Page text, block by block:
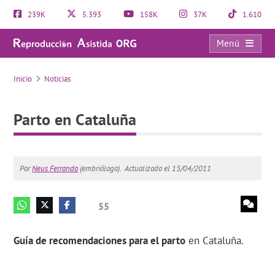
239K 5.393 158K 37K 1.610
Menú
Parto en Cataluña
Inicio Noticias
Parto en Cataluña
PorNeus Ferrando(embrióloga). Actualizado el 15/04/2011
55
Guía de recomendaciones para el parto en Cataluña.